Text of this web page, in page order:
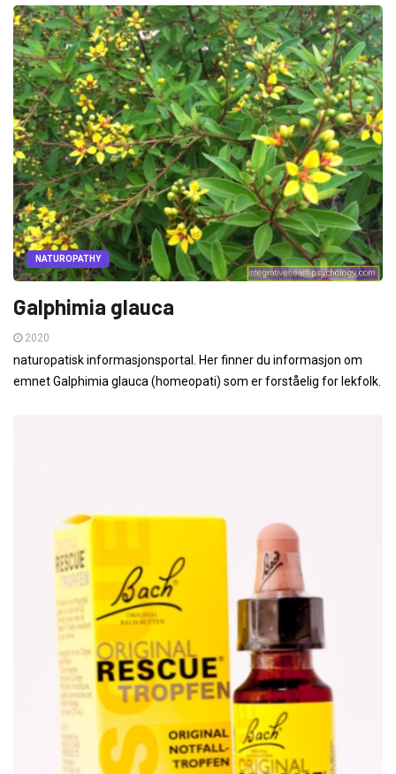
NATUROPATHY
Galphimia glauca
2020
naturopatisk informasjonsportal. Her finner du informasjon om
emnet Galphimia glauca (homeopati) som er forståelig for lekfolk.